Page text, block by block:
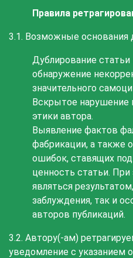
Правила
3.1. Возможные основания
Дублирование статьи
обнаружение
значительного
Вскрытое нарушение
этики автора.
Выявление фактов
фабрикации, а также
ошибок, ставящих
ценность статьи.
являться
заблуждения, так и
авторов публикаций.
3.2. Автору(-ам)
уведомление с указанием